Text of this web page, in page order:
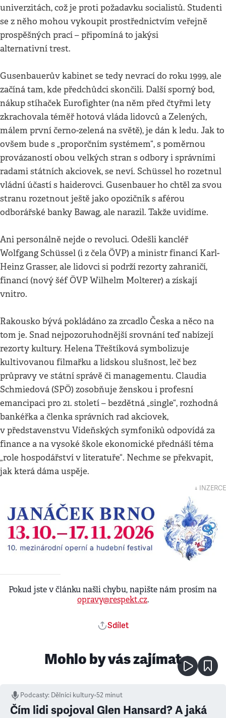
univerzitách, což je proti požadavku socialistů. Studenti
se z něho mohou vykoupit prostřednictvím veřejně
prospěšných prací – připomíná to jakýsi
alternativní trest.
Gusenbauerův kabinet se tedy nevrací do roku 1999, ale
začíná tam, kde předchůdci skončili. Další sporný bod,
nákup stíhaček Eurofighter (na něm před čtyřmi lety
zkrachovala téměř hotová vláda lidovců a Zelených,
málem první černo-zelená na světě), je dán k ledu. Jak to
ovšem bude s „proporčním systémem“, s poměrnou
provázaností obou velkých stran s odbory i správními
radami státních akciovek, se neví. Schüssel ho rozetnul
vládní účastí s haiderovci. Gusenbauer ho chtěl za svou
stranu rozetnout ještě jako opozičník s aférou
odborářské banky Bawag, ale narazil. Takže uvidíme.
Ani personálně nejde o revoluci. Odešli kancléř
Wolfgang Schüssel (i z čela ÖVP) a ministr financí Karl-
Heinz Grasser, ale lidovci si podrží rezorty zahraničí,
financí (nový šéf ÖVP Wilhelm Molterer) a získají
vnitro.
Rakousko bývá pokládáno za zrcadlo Česka a něco na
tom je. Snad nejpozoruhodnější srovnání teď nabízejí
rezorty kultury. Helena Třeštíková symbolizuje
kultivovanou filmařku a lidskou slušnost, leč bez
průpravy ve státní správě či managementu. Claudia
Schmiedová (SPÖ) zosobňuje ženskou i profesní
emancipaci pro 21. století – bezdětná „single“, rozhodná
bankéřka a členka správních rad akciovek,
v představenstvu Vídeňských symfoniků odpovídá za
finance a na vysoké škole ekonomické přednáší téma
„role hospodářství v literatuře“. Nechme se překvapit,
jak která dáma uspěje.
↓ INZERCE
Pokud jste v článku našli chybu, napište nám prosím na
opravy@respekt.cz.
Sdílet
Mohlo by vás zajímat
Podcasty: Dělníci kultury•52 minut
Čím lidi spojoval Glen Hansard? A jaká